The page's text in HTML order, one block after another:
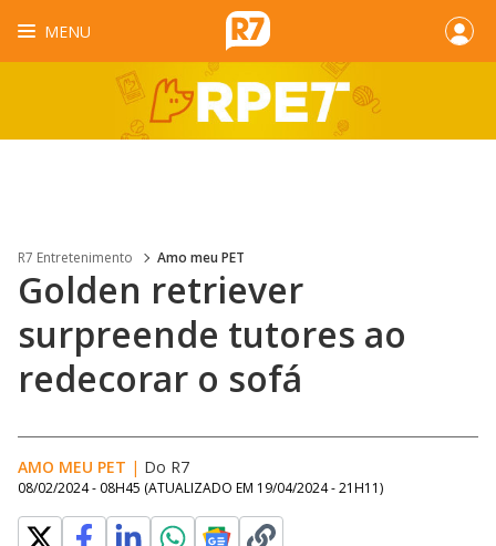
MENU
R7 Entretenimento Amo meu PET
Golden retriever
surpreende tutores ao
redecorar o sofá
AMO MEU PET | Do R7
08/02/2024 - 08H45 (ATUALIZADO EM 19/04/2024 - 21H11)